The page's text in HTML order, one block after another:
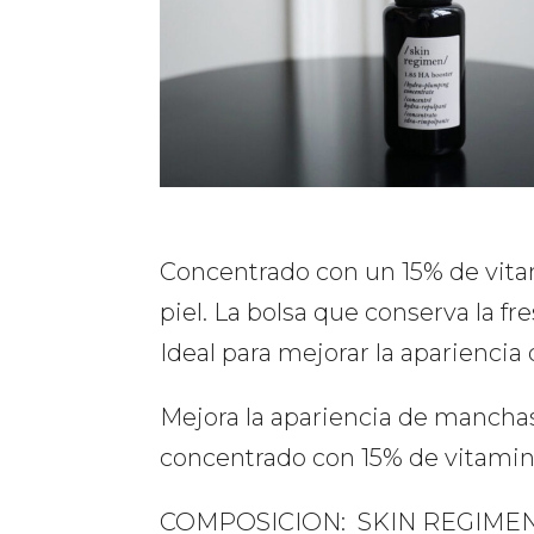
Concentrado con un 15% de
piel. La bolsa que conserva la
Ideal para mejorar la
Mejora la apariencia de
concentrado con 15% de
COMPOSICION: SKIN